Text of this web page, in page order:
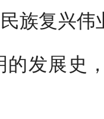
族复兴伟
的发展史